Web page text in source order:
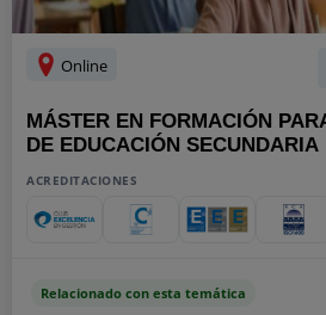
Online
MÁSTER EN FORMACIÓN
DE EDUCACIÓN SECUNDARIA
ACREDITACIONES
Relacionado con esta temática